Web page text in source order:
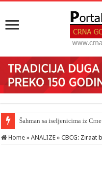
Šahman sa iseljenicima iz
Home » ANALIZE » CBCG: Ziraat